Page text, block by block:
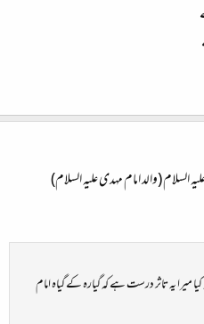
میرا یہ تاثر درست ہے کہ گیارہ کے گیاہ امام